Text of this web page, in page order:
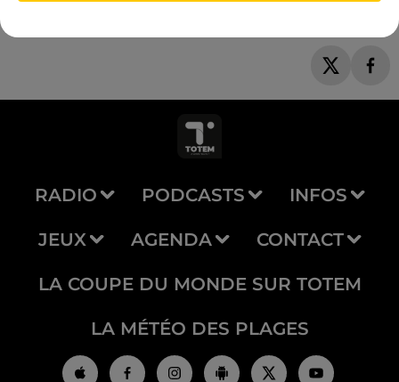
RADIO PODCASTS INFOS
JEUX AGENDA CONTACT
LA COUPE DU MONDE SUR TOTEM
LA MÉTÉO DES PLAGES